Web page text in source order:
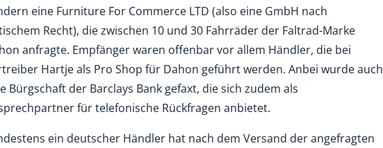
eine Furniture For Commerce LTD (also eine GmbH nach
Recht), die zwischen 10 und 30 Fahrräder der Faltrad-Marke
anfragte. Empfänger waren offenbar vor allem Händler, die bei
Hartje als Pro Shop für Dahon geführt werden. Anbei wurde auch
Bürgschaft der Barclays Bank gefaxt, die sich zudem als
für telefonische Rückfragen anbietet.
ein deutscher Händler hat nach dem Versand der angefragten